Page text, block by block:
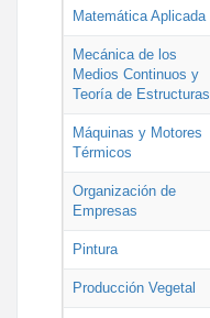
Matemática Aplicada
Mecánica de los
Medios Continuos y
Teoría de Estructuras
Máquinas y Motores
Térmicos
Organización de
Empresas
Pintura
Producción Vegetal